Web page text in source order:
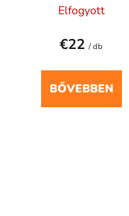
Elfogyott
€22 / db
BŐVEBBEN